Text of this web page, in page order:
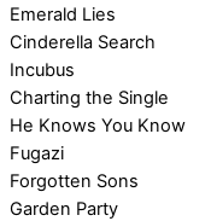
Emerald Lies
Cinderella Search
Incubus
Charting the Single
He Knows You Know
Fugazi
Forgotten Sons
Garden Party